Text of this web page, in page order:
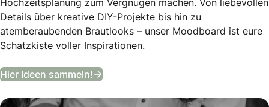
Details über kreative DIY-Projekte bis hin zu
atemberaubenden Brautlooks – unser Moodboard ist eure
Schatzkiste voller Inspirationen.
Hier Ideen sammeln! Entdeckt unser Hochzeits-